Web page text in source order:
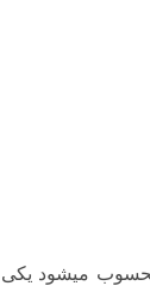
یکی از